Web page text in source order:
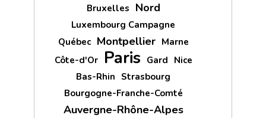
Bruxelles Nord
Luxembourg Campagne
Québec Montpellier Marne
Côte-d'Or
Paris Gard Nice
Bas-Rhin Strasbourg
Bourgogne-Franche-Comté
Auvergne-Rhône-Alpes